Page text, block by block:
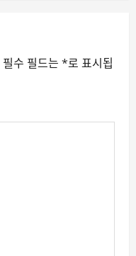
필수 필드는 *로 표시됩